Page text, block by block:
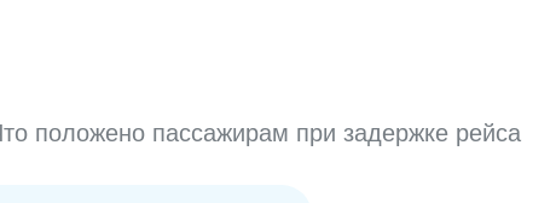
положено пассажирам при задержке рейса